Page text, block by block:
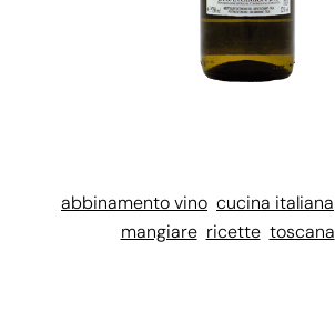
abbinamento vino cucina italiana
mangiare ricette toscana